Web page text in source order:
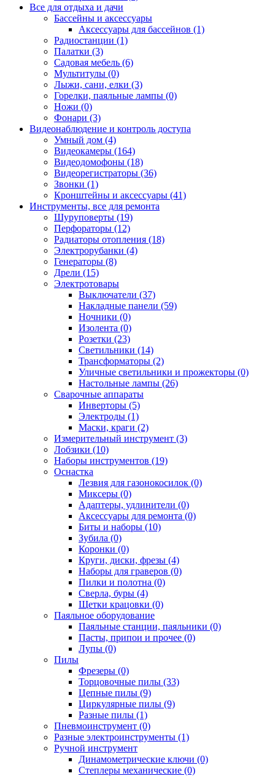
Все для отдыха и дачи
Бассейны и аксессуары
Аксессуары для бассейнов (1)
Радиостанции (1)
Палатки (3)
Садовая мебель (6)
Мультитулы (0)
Лыжи, сани, елки (3)
Горелки, паяльные лампы (0)
Ножи (0)
Фонари (3)
Видеонаблюдение и контроль доступа
Умный дом (4)
Видеокамеры (164)
Видеодомофоны (18)
Видеорегистраторы (36)
Звонки (1)
Кронштейны и аксессуары (41)
Инструменты, все для ремонта
Шуруповерты (19)
Перфораторы (12)
Радиаторы отопления (18)
Электрорубанки (4)
Генераторы (8)
Дрели (15)
Электротовары
Выключатели (37)
Накладные панели (59)
Ночники (0)
Изолента (0)
Розетки (23)
Светильники (14)
Трансформаторы (2)
Уличные светильники и прожекторы (0)
Настольные лампы (26)
Сварочные аппараты
Инверторы (5)
Электроды (1)
Маски, краги (2)
Измерительный инструмент (3)
Лобзики (10)
Наборы инструментов (19)
Оснастка
Лезвия для газонокосилок (0)
Миксеры (0)
Адаптеры, удлинители (0)
Аксессуары для ремонта (0)
Биты и наборы (10)
Зубила (0)
Коронки (0)
Круги, диски, фрезы (4)
Наборы для граверов (0)
Пилки и полотна (0)
Сверла, буры (4)
Щетки крацовки (0)
Паяльное оборудование
Паяльные станции, паяльники (0)
Пасты, припои и прочее (0)
Лупы (0)
Пилы
Фрезеры (0)
Торцовочные пилы (33)
Цепные пилы (9)
Циркулярные пилы (9)
Разные пилы (1)
Пневмоинструмент (0)
Разные электроинструменты (1)
Ручной инструмент
Динамометрические ключи (0)
Степлеры механические (0)